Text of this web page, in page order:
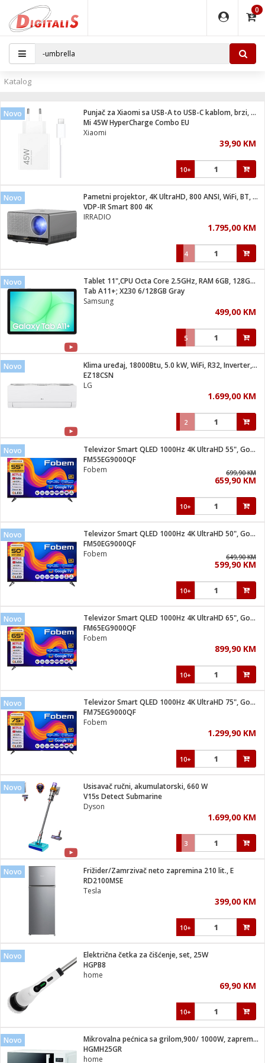
0
...
aparati
kafu
pribor
pribor
Vitrine
/ Zdravlje
za kosu
brijanje
pribor
i pribor
program
pribor
tuš
/ G4
grla
materijal
i kutije
i oprema
gorivo
- Analogija
IP kamere
brave
Katalog
Novo
Punjač za Xiaomi sa USB-A to USB-C kablom, brzi, 45W
Mi 45W HyperCharge Combo EU
Xiaomi
39,90 KM
10+
Novo
Pametni projektor, 4K UltraHD, 800 ANSI, WiFi, BT, Android
VDP-IR Smart 800 4K
IRRADIO
1.795,00 KM
4
Novo
Tablet 11",CPU Octa Core 2.5GHz, RAM 6GB, 128GB, 7040mAh
Tab A11+; X230 6/128GB Gray
Samsung
499,00 KM
5
Novo
Klima uređaj, 18000Btu, 5.0 kW, WiFi, R32, Inverter, A++/A+
EZ18CSN
LG
1.699,00 KM
2
Novo
Televizor Smart QLED 1000Hz 4K UltraHD 55", Google TV
FM55EG9000QF
Fobem
699,90 KM
659,90 KM
10+
Novo
Televizor Smart QLED 1000Hz 4K UltraHD 50", Google TV
FM50EG9000QF
Fobem
649,90 KM
599,90 KM
10+
Novo
Televizor Smart QLED 1000Hz 4K UltraHD 65", Google TV
FM65EG9000QF
Fobem
899,90 KM
10+
Novo
Televizor Smart QLED 1000Hz 4K UltraHD 75", Google TV
FM75EG9000QF
Fobem
1.299,90 KM
10+
Novo
Usisavač ručni, akumulatorski, 660 W
V15s Detect Submarine
Dyson
1.699,00 KM
3
Novo
Frižider/Zamrzivač neto zapremina 210 lit., E
RD2100MSE
Tesla
399,00 KM
10+
Novo
Električna četka za čišćenje, set, 25W
HGPB8
home
69,90 KM
10+
Novo
Mikrovalna pećnica sa grilom,900/ 1000W, zapremina 25 lit.
HGMH25GR
home